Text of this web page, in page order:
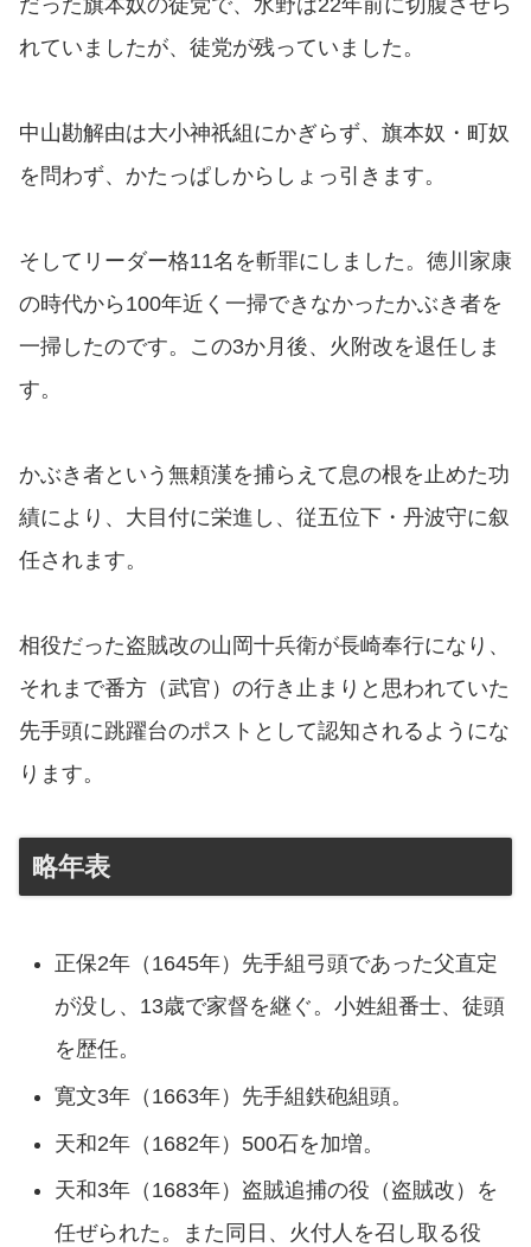
れていましたが、徒党が残っていました。
中山勘解由は大小神祇組にかぎらず、旗本奴・町奴
を問わず、かたっぱしからしょっ引きます。
そしてリーダー格11名を斬罪にしました。徳川家康
の時代から100年近く一掃できなかったかぶき者を
一掃したのです。この3か月後、火附改を退任しま
す。
かぶき者という無頼漢を捕らえて息の根を止めた功
績により、大目付に栄進し、従五位下・丹波守に叙
任されます。
相役だった盗賊改の山岡十兵衛が長崎奉行になり、
それまで番方（武官）の行き止まりと思われていた
先手頭に跳躍台のポストとして認知されるようにな
ります。
略年表
正保2年（1645年）先手組弓頭であった父直定
が没し、13歳で家督を継ぐ。小姓組番士、徒頭
を歴任。
寛文3年（1663年）先手組鉄砲組頭。
天和2年（1682年）500石を加増。
天和3年（1683年）盗賊追捕の役（盗賊改）を
任ぜられた。また同日、火付人を召し取る役